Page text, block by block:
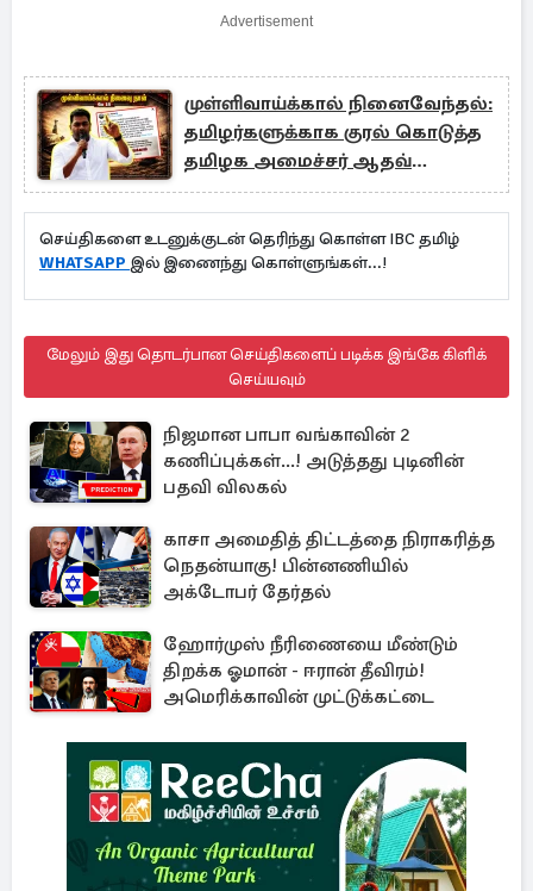
Advertisement
முள்ளிவாய்க்கால் நினைவேந்தல்:
தமிழர்களுக்காக குரல் கொடுத்த
தமிழக அமைச்சர் ஆதவ்
அர்ஜுனா
செய்திகளை உடனுக்குடன் தெரிந்து கொள்ள IBC தமிழ்
WHATSAPP இல் இணைந்து கொள்ளுங்கள்...!
மேலும் இது தொடர்பான செய்திகளைப் படிக்க இங்கே கிளிக்
செய்யவும்
நிஜமான பாபா வங்காவின் 2
கணிப்புக்கள்...! அடுத்தது புடினின்
பதவி விலகல்
காசா அமைதித் திட்டத்தை நிராகரித்த
நெதன்யாகு! பின்னணியில்
அக்டோபர் தேர்தல்
ஹோர்முஸ் நீரிணையை மீண்டும்
திறக்க ஓமான் - ஈரான் தீவிரம்!
அமெரிக்காவின் முட்டுக்கட்டை